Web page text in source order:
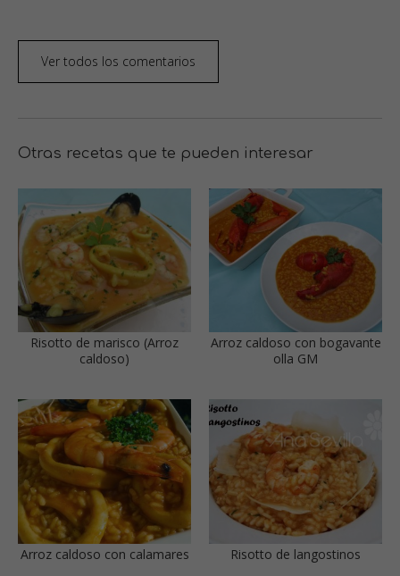
Ver todos los comentarios
Otras recetas que te pueden interesar
Risotto de marisco (Arroz
caldoso)
Arroz caldoso con bogavante
olla GM
Arroz caldoso con calamares Risotto de langostinos